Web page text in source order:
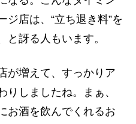
ジ店は、“立ち退き料”を
と訝る人もいます。
が増えて、すっかりア
りしましたね。まぁ、
お酒を飲んでくれるお